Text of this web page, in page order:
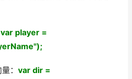
var player =
： var dir =